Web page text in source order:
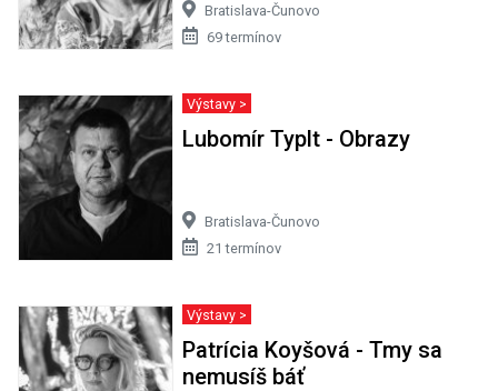
Bratislava-Čunovo
69 termínov
Výstavy >
Lubomír Typlt - Obrazy
Bratislava-Čunovo
21 termínov
Výstavy >
Patrícia Koyšová - Tmy sa
nemusíš báť